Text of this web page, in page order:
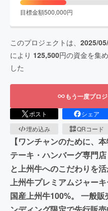
目標金額500,000円
このプロジェクトは、 2025/
により 125,500円の資金を集め
した
もう一度プロ
ポスト シェア
埋め込み
QRコード
【ワンチャンのために、
テーキ・ハンバーグ専門
と上州牛へのこだわりを
上州牛プレミアムジャー
国産上州牛100%。 一般